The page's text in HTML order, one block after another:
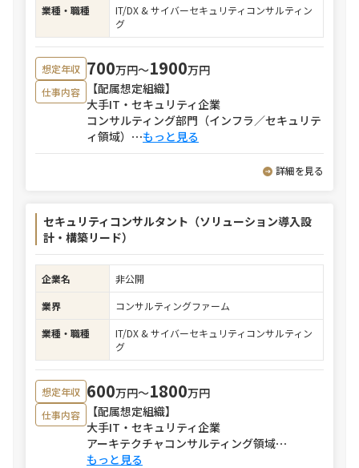
業種・職種
IT/DX & サイバーセキュリティコンサルティン
グ
想定年収 700万円〜1900万円
仕事内容
【配属想定組織】
大手IT・セキュリティ企業
コンサルティング部門（インフラ／セキュリテ
ィ領域） ⋯もっと見る
詳細を見る
セキュリティコンサルタント（ソリューション導入設
計・構築リード）
企業名
非公開
業界
コンサルティングファーム
業種・職種
IT/DX & サイバーセキュリティコンサルティン
グ
想定年収 600万円〜1800万円
仕事内容
【配属想定組織】
大手IT・セキュリティ企業
アーキテクチャコンサルティング領域⋯
もっと見る